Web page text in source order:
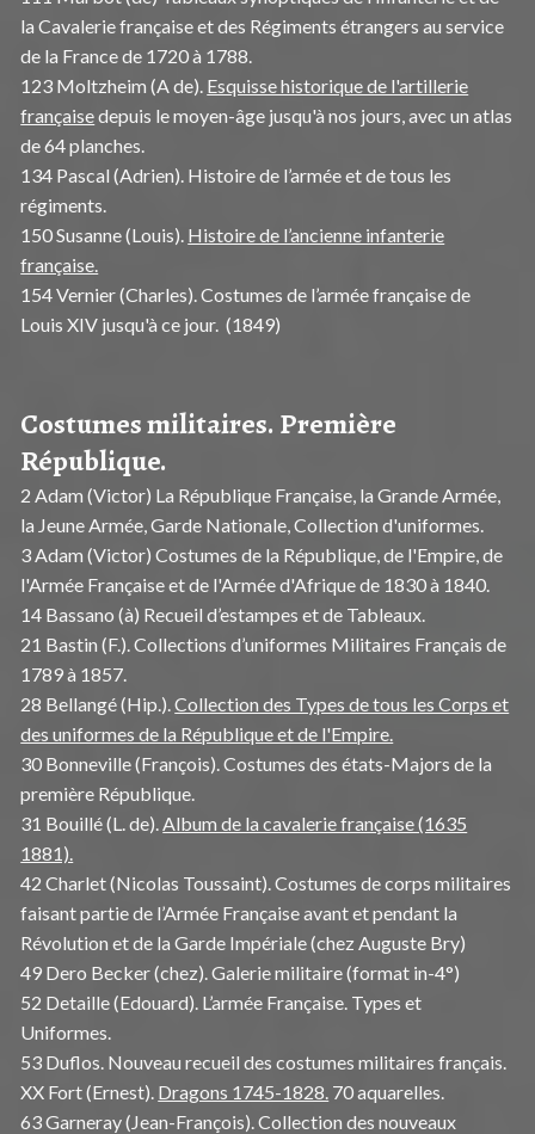
la Cavalerie française et des Régiments étrangers au service
de la France de 1720 à 1788.
123 Moltzheim (A de). Esquisse historique de l'artillerie
françaisedepuis le moyen-âge jusqu'à nos jours, avec un atlas
de 64 planches.
134 Pascal (Adrien). Histoire de l’armée et de tous les
régiments.
150 Susanne (Louis). Histoire de l’ancienne infanterie
française.
154 Vernier (Charles). Costumes de l’armée française de
Louis XIV jusqu'à ce jour. (1849)
Costumes militaires. Première
République.
2 Adam (Victor) La République Française, la Grande Armée,
la Jeune Armée, Garde Nationale, Collection d'uniformes.
3 Adam (Victor) Costumes de la République, de l'Empire, de
l'Armée Française et de l'Armée d'Afrique de 1830 à 1840.
14 Bassano (à) Recueil d’estampes et de Tableaux.
21 Bastin (F.). Collections d’uniformes Militaires Français de
1789 à 1857.
28 Bellangé (Hip.).Collection des Types de tous les Corps et
des uniformes de la République et de l'Empire.
30 Bonneville (François). Costumes des états-Majors de la
première République.
31 Bouillé (L. de). Album de la cavalerie française (1635
1881).
42 Charlet (Nicolas Toussaint). Costumes de corps militaires
faisant partie de l’Armée Française avant et pendant la
Révolution et de la Garde Impériale (chez Auguste Bry)
49 Dero Becker (chez). Galerie militaire (format in-4°)
52 Detaille (Edouard). L’armée Française. Types et
Uniformes.
53 Duflos. Nouveau recueil des costumes militaires français.
XX Fort (Ernest). Dragons 1745-1828. 70 aquarelles.
63 Garneray (Jean-François). Collection des nouveaux